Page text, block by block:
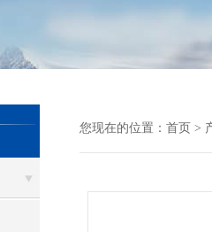
您现在的位置： 首页 >